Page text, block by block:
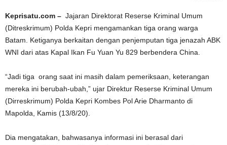
Keprisatu.com – Jajaran Direktorat Reserse Kriminal Umum
(Ditreskrimum) Polda Kepri mengamankan tiga orang warga
Batam. Ketiganya berkaitan dengan penjemputan tiga jenazah ABK
WNI dari atas Kapal Ikan Fu Yuan Yu 829 berbendera China.
“Jadi tiga orang saat ini masih dalam pemeriksaan, keterangan
mereka ini berubah-ubah,” ujar Direktur Reserse Kriminal Umum
(Dirreskrimum) Polda Kepri Kombes Pol Arie Dharmanto di
Mapolda, Kamis (13/8/20).
Dia mengatakan, bahwasanya informasi ini berasal dari